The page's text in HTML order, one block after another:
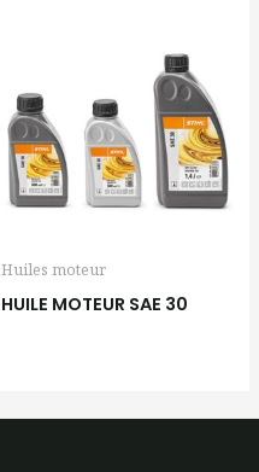
Huiles moteur
HUILE MOTEUR SAE 30